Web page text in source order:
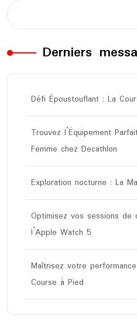
Derniers
Défi Époustouflant : La
Trouvez l’Équipement
Femme chez Decathlon
Exploration nocturne : La
Optimisez vos sessions de
l’Apple Watch 5
Maîtrisez votre
Course à Pied